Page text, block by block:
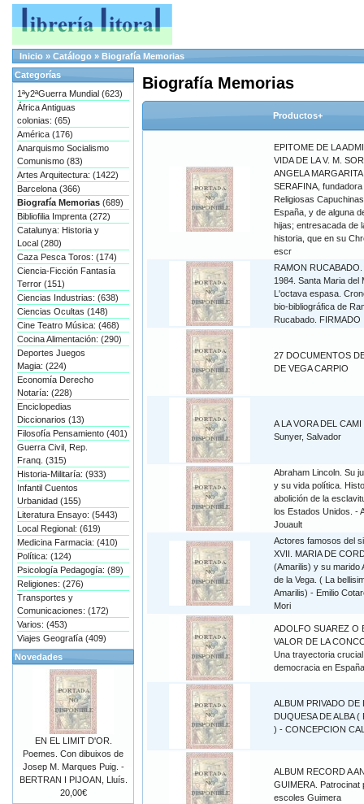
Inicio » Catálogo » Biografía Memorias
Biografía Memorias
Productos+
EPITOME DE LA
VIDA DE LA V. M. SOR
ANGELA MARGARITA
SERAFINA,
Religiosas
España, y de alguna
hijas; entresacada de
historia, que en su
escr
RAMON
1984. Santa Maria del
L'octava espasa.
bio-bibliográfica de
Rucabado. FIRMADO
27 DOCUMENTOS
DE VEGA CARPIO
A LA VORA DEL CAMI
Sunyer, Salvador
Abraham Lincoln. Su
y su vida política.
abolición de la
los Estados Unidos. -
Jouault
Actores famosos del
XVII. MARIA DE
(Amarilis) y su marido
de la Vega. ( La
Amarilis) - Emilio
Mori
ADOLFO SUAREZ O
VALOR DE LA
Una trayectoria
democracia en España
ALBUM PRIVADO DE
DUQUESA DE ALBA (
) - CONCEPCION
ALBUM RECORD A
GUIMERA. Patrocinat
escoles Guimera
Categorías
1ªy2ªGuerra Mundial (623)
África Antiguas
colonias: (65)
América (176)
Anarquismo Socialismo
Comunismo (83)
Artes Arquitectura: (1422)
Barcelona (366)
Biografía Memorias (689)
Bibliofilia Imprenta (272)
Catalunya: Historia y
Local (280)
Caza Pesca Toros: (174)
Ciencia-Ficción Fantasía
Terror (151)
Ciencias Industrias: (638)
Ciencias Ocultas (148)
Cine Teatro Música: (468)
Cocina Alimentación: (290)
Deportes Juegos
Magia: (224)
Economía Derecho
Notaría: (228)
Enciclopedias
Diccionarios (13)
Filosofía Pensamiento (401)
Guerra Civil, Rep.
Franq. (315)
Historia-Militaría: (933)
Infantil Cuentos
Urbanidad (155)
Literatura Ensayo: (5443)
Local Regional: (619)
Medicina Farmacia: (410)
Política: (124)
Psicología Pedagogía: (89)
Religiones: (276)
Transportes y
Comunicaciones: (172)
Varios: (453)
Viajes Geografía (409)
Novedades
EN EL LIMIT D'OR.
Poemes. Con dibuixos de
Josep M. Marques Puig. -
BERTRAN I PIJOAN, Lluís.
20,00€